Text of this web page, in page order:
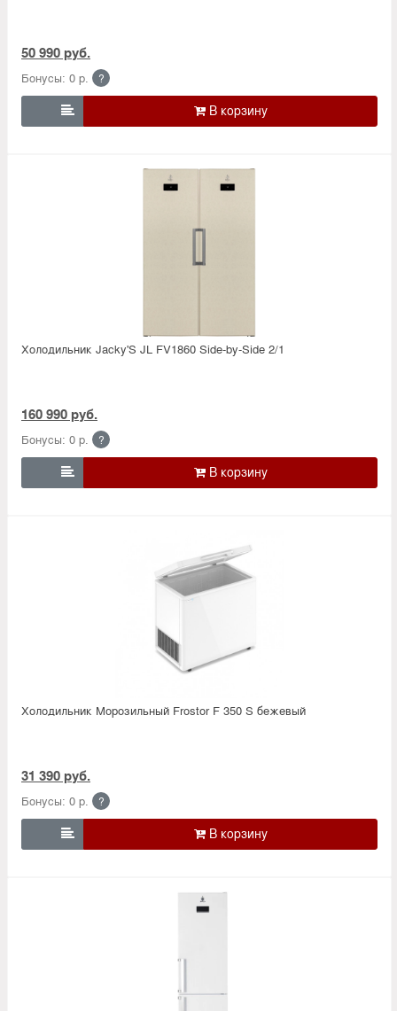
50 990 руб.
Бонусы: 0 р. ?

Холодильник Jacky'S JL FV1860 Side-by-Side 2/1
160 990 руб.
Бонусы: 0 р. ?

Холодильник Морозильный Frostor F 350 S бежевый
31 390 руб.
Бонусы: 0 р. ?
